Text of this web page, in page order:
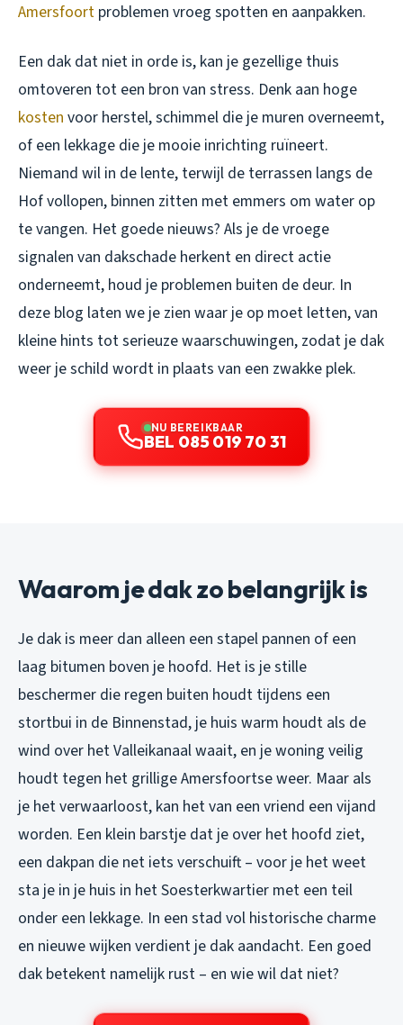
Amersfoort problemen vroeg spotten en aanpakken.
Een dak dat niet in orde is, kan je gezellige thuis
omtoveren tot een bron van stress. Denk aan hoge
kosten voor herstel, schimmel die je muren overneemt,
of een lekkage die je mooie inrichting ruïneert.
Niemand wil in de lente, terwijl de terrassen langs de
Hof vollopen, binnen zitten met emmers om water op
te vangen. Het goede nieuws? Als je de vroege
signalen van dakschade herkent en direct actie
onderneemt, houd je problemen buiten de deur. In
deze blog laten we je zien waar je op moet letten, van
kleine hints tot serieuze waarschuwingen, zodat je dak
weer je schild wordt in plaats van een zwakke plek.
NU BEREIKBAAR
BEL 085 019 70 31
Waarom je dak zo belangrijk is
Je dak is meer dan alleen een stapel pannen of een
laag bitumen boven je hoofd. Het is je stille
beschermer die regen buiten houdt tijdens een
stortbui in de Binnenstad, je huis warm houdt als de
wind over het Valleikanaal waait, en je woning veilig
houdt tegen het grillige Amersfoortse weer. Maar als
je het verwaarloost, kan het van een vriend een vijand
worden. Een klein barstje dat je over het hoofd ziet,
een dakpan die net iets verschuift – voor je het weet
sta je in je huis in het Soesterkwartier met een teil
onder een lekkage. In een stad vol historische charme
en nieuwe wijken verdient je dak aandacht. Een goed
dak betekent namelijk rust – en wie wil dat niet?